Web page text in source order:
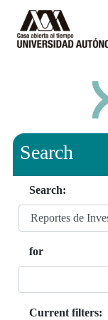
Search
Search:
for
Current filters: